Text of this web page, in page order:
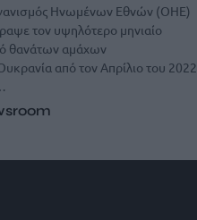
Ηνωμένων Εθνών (ΟΗΕ)
τον υψηλότερο μηνιαίο
θανάτων αμάχων
από τον Απρίλιο του 2022